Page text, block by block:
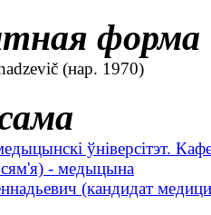
форма
(нар. 1970)
ўніверсітэт.
- медыцына
(кандидат